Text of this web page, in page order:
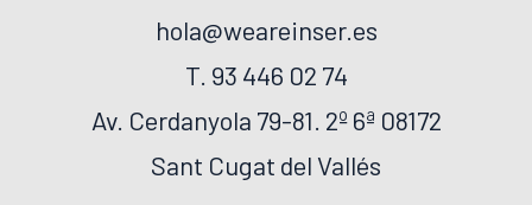
hola@weareinser.es
T. 93 446 02 74
Av. Cerdanyola 79-81. 2º 6ª 08172
Sant Cugat del Vallés